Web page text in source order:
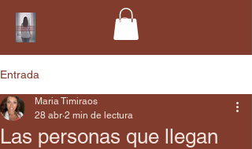
Entrada
Las personas que llegan
Maria Timiraos
28 abr 2 min de lectura